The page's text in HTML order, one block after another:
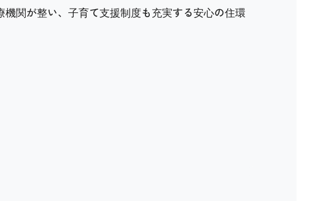
関が整い、子育て支援制度も充実する安心の住環